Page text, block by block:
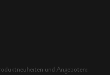
und Angeboten: